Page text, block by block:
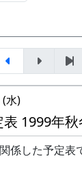
水)
1999年秋
係した予定表